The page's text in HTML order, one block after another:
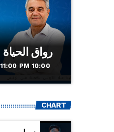
رواق الحياة
10:00 PM - 11:00 PM
CHART